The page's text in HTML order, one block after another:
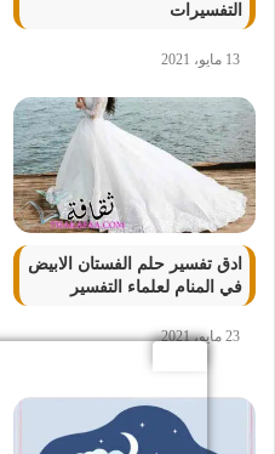
التفسيرات
13 مايو، 2021
ادق تفسير حلم الفستان الابيض
في المنام لعلماء التفسير
23 مايو، 2021